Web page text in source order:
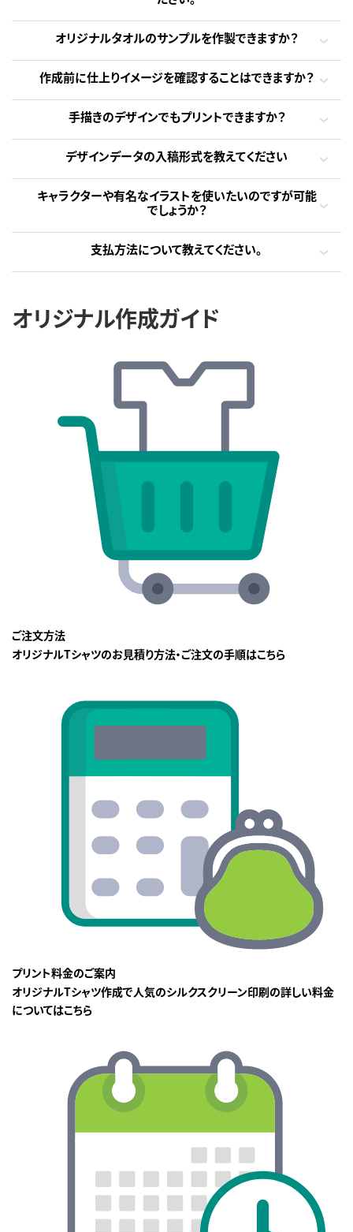
オリジナルタオルのサンプルを作製できますか？
作成前に仕上りイメージを確認することはできますか？
手描きのデザインでもプリントできますか？
デザインデータの入稿形式を教えてください
キャラクターや有名なイラストを使いたいのですが可能
でしょうか？
支払方法について教えてください。
オリジナル作成ガイド
ご注文方法
オリジナルTシャツのお見積り方法・ご注文の手順はこちら
プリント料金のご案内
オリジナルTシャツ作成で人気のシルクスクリーン印刷の詳しい料金
についてはこちら